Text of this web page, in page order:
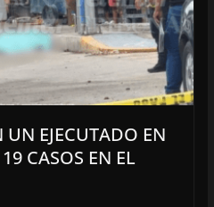
EJECUTADO EN
CASOS EN EL